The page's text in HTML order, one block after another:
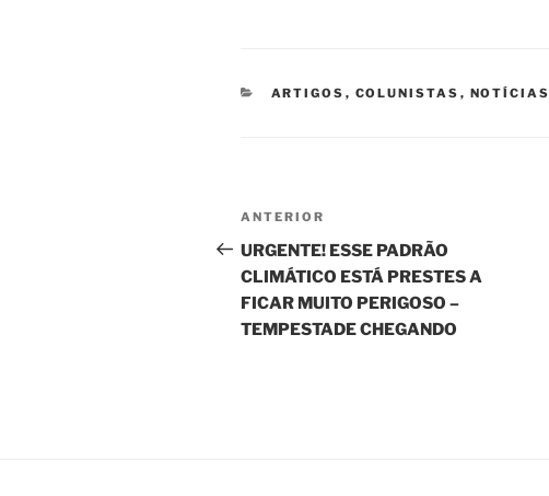
CATEGORIAS
ARTIGOS , COLUNISTAS , NOTÍCIAS
Navegação
de
Post
Post
anterior
ANTERIOR
URGENTE! ESSE PADRÃO
CLIMÁTICO ESTÁ PRESTES A
FICAR MUITO PERIGOSO –
TEMPESTADE CHEGANDO